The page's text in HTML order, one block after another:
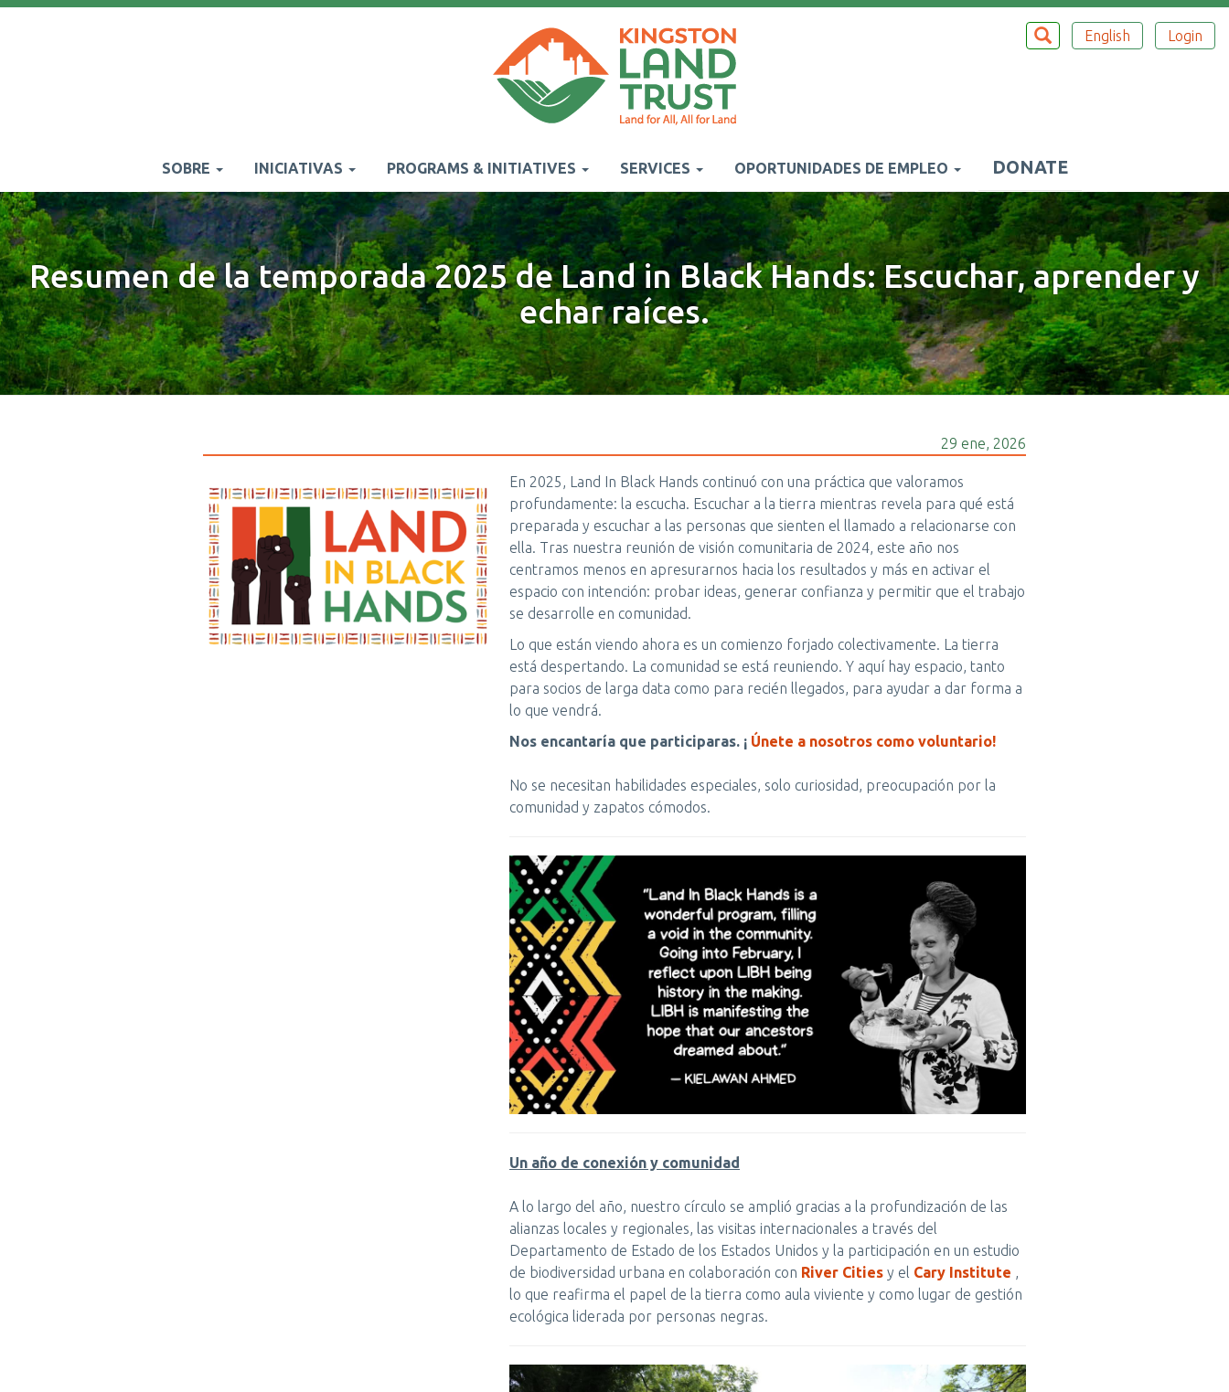
Buscar
BUSCAREnglish Login
Main
navigation
SOBRE INICIATIVAS PROGRAMS & INITIATIVES SERVICES OPORTUNIDADES DE EMPLEO DONATE
Resumen de la temporada 2025 de Land in Black Hands: Escuchar, aprender y
echar raíces.
29 ene, 2026
En 2025, Land In Black Hands continuó con una práctica que valoramos
profundamente: la escucha. Escuchar a la tierra mientras revela para qué está
preparada y escuchar a las personas que sienten el llamado a relacionarse con
ella. Tras nuestra reunión de visión comunitaria de 2024, este año nos
centramos menos en apresurarnos hacia los resultados y más en activar el
espacio con intención: probar ideas, generar confianza y permitir que el trabajo
se desarrolle en comunidad.
Lo que están viendo ahora es un comienzo forjado colectivamente. La tierra
está despertando. La comunidad se está reuniendo. Y aquí hay espacio, tanto
para socios de larga data como para recién llegados, para ayudar a dar forma a
lo que vendrá.
Nos encantaría que participaras. ¡ Únete a nosotros como voluntario!
No se necesitan habilidades especiales, solo curiosidad, preocupación por la
comunidad y zapatos cómodos.
Un año de conexión y comunidad
A lo largo del año, nuestro círculo se amplió gracias a la profundización de las
alianzas locales y regionales, las visitas internacionales a través del
Departamento de Estado de los Estados Unidos y la participación en un estudio
de biodiversidad urbana en colaboración con River Cities y el Cary Institute
lo que reafirma el papel de la tierra como aula viviente y como lugar de gestión
ecológica liderada por personas negras.